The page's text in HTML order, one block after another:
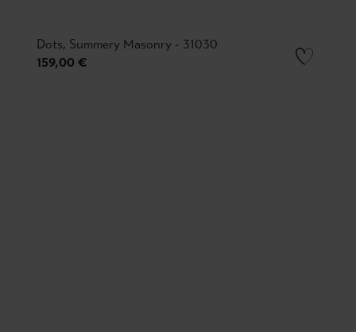
Dots, Summery Masonry - 31030
159,00 €